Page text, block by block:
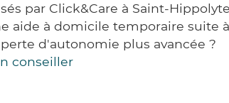
par Click&Care à Saint-
aide à domicile temporaire suite
d'autonomie plus avancée ?
conseiller